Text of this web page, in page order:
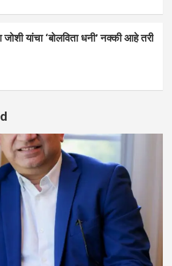
यांचा ‘बोलविता धनी’ नक्की आहे तरी